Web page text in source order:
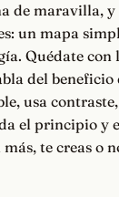
de maravilla, y
un mapa
Quédate con
del
usa
el principio y
te creas o